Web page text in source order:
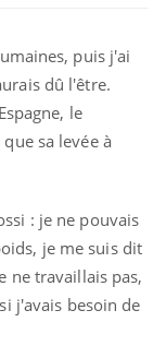
puis j'ai
dû l'être.
le
sa levée à
: je ne pouvais
je me suis dit
ne travaillais pas,
j'avais besoin de
et chaleur : ce
dit la science
smartphone nuit-il à
par une tique en
elle reste dans
pendant 42 jours